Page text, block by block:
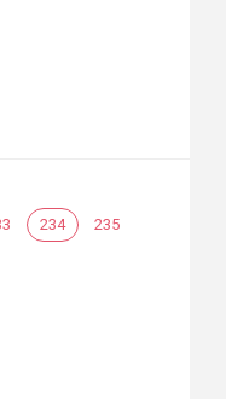
234 235